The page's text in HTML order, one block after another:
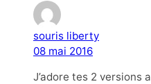
souris liberty
08 mai 2016
J’adore tes 2 versions